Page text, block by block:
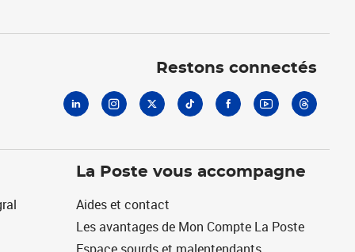
Restons connectés
La Poste vous accompagne
Aides et contact
Les avantages de Mon Compte La Poste